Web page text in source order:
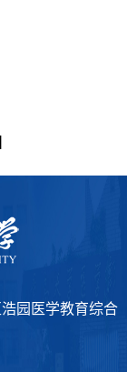
园医学教育综合